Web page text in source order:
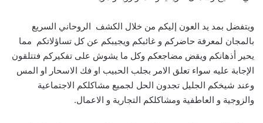
ويتفضل بمد يد العون إليكم من خلال الكشف الروحاني السريع
بالمجان لمعرفة حاضركم و غائبكم ويجيبكم عن كل تساؤلاتكم مما
يحير أذهانكم ويقض مضاجعكم وكل ما يشوش على تفكيركم فتتلقون
الإجابة عليه سواء تعلق الامر بجلب الحبيب او فك الاسحار او المس
وعند شيخكم الجليل تجدون الحل لجميع مشاكلكم الاجتماعية
والزوجية و العاطفية ومشاكلكم التجارية و الاعمال.